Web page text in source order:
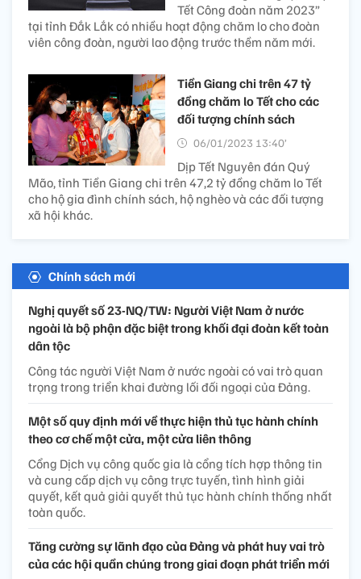
Tết Công đoàn năm 2023”
tại tỉnh Đắk Lắk có nhiều hoạt động chăm lo cho đoàn
viên công đoàn, người lao động trước thềm năm mới.
Tiền Giang chi trên 47 tỷ
đồng chăm lo Tết cho các
đối tượng chính sách
06/01/2023 13:40’
Dịp Tết Nguyên đán Quý
Mão, tỉnh Tiền Giang chi trên 47,2 tỷ đồng chăm lo Tết
cho hộ gia đình chính sách, hộ nghèo và các đối tượng
xã hội khác.
Chính sách mới
Nghị quyết số 23-NQ/TW: Người Việt Nam ở nước
ngoài là bộ phận đặc biệt trong khối đại đoàn kết toàn
dân tộc
Công tác người Việt Nam ở nước ngoài có vai trò quan
trọng trong triển khai đường lối đối ngoại của Đảng.
Một số quy định mới về thực hiện thủ tục hành chính
theo cơ chế một cửa, một cửa liên thông
Cổng Dịch vụ công quốc gia là cổng tích hợp thông tin
và cung cấp dịch vụ công trực tuyến, tình hình giải
quyết, kết quả giải quyết thủ tục hành chính thống nhất
toàn quốc.
Tăng cường sự lãnh đạo của Đảng và phát huy vai trò
của các hội quần chúng trong giai đoạn phát triển mới